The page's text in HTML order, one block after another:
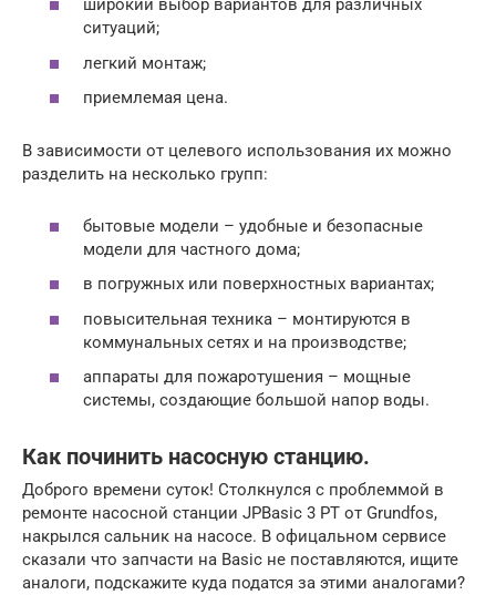
широкий выбор вариантов для различных
ситуаций;
легкий монтаж;
приемлемая цена.
В зависимости от целевого использования их можно
разделить на несколько групп:
бытовые модели – удобные и безопасные
модели для частного дома;
в погружных или поверхностных вариантах;
повысительная техника – монтируются в
коммунальных сетях и на производстве;
аппараты для пожаротушения – мощные
системы, создающие большой напор воды.
Как починить насосную станцию.
Доброго времени суток! Столкнулся с проблеммой в
ремонте насосной станции JPBasic 3 PT от Grundfos,
накрылся сальник на насосе. В офицальном сервисе
сказали что запчасти на Basic не поставляются, ищите
аналоги, подскажите куда податся за этими аналогами?